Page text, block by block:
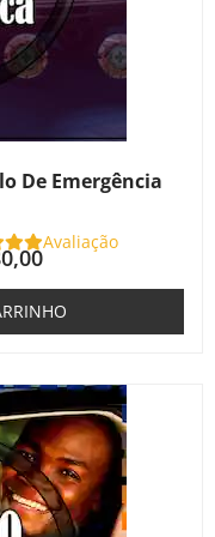
De Emergência
Avaliação